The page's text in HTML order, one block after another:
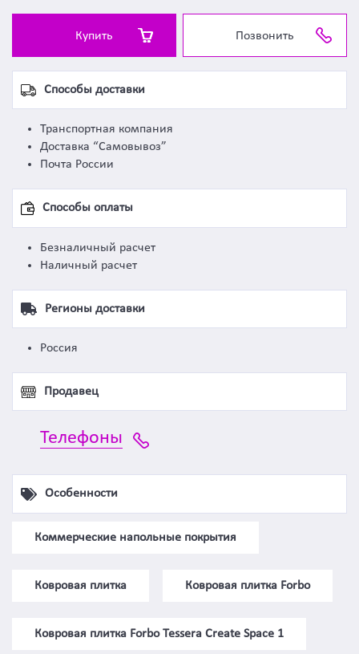
Купить Позвонить
Способы доставки
Транспортная компания
Доставка “Самовывоз”
Почта России
Способы оплаты
Безналичный расчет
Наличный расчет
Регионы доставки
Россия
Продавец
Телефоны
Особенности
Коммерческие напольные покрытия
Ковровая плитка Ковровая плитка Forbo
Ковровая плитка Forbo Tessera Create Space 1